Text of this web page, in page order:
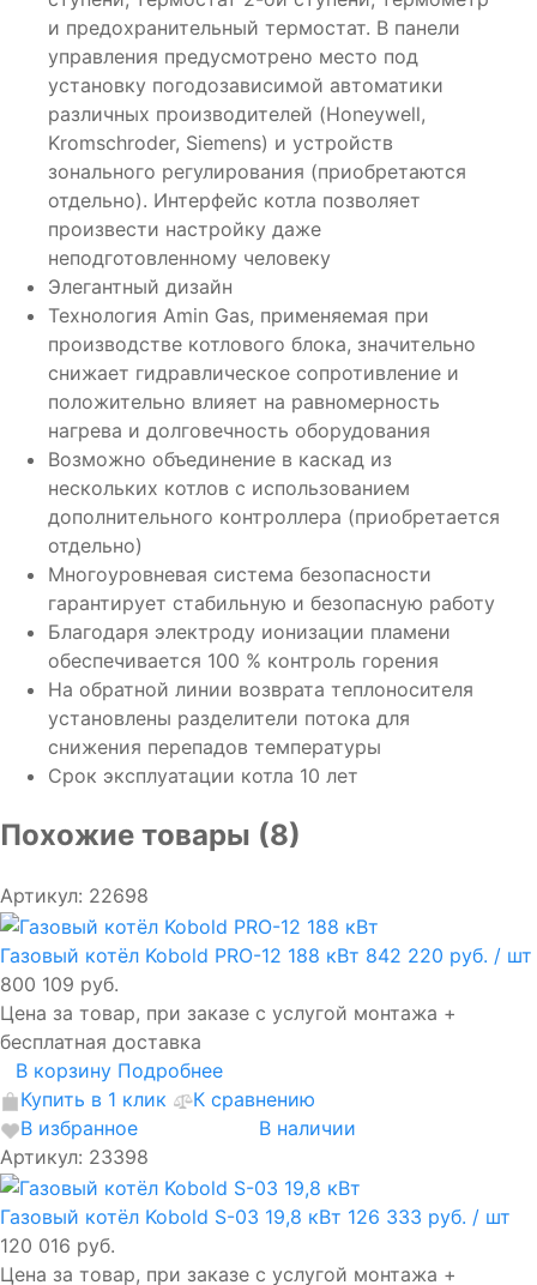
и предохранительный термостат. В панели
управления предусмотрено место под
установку погодозависимой автоматики
различных производителей (Honeywell,
Kromschroder, Siemens) и устройств
зонального регулирования (приобретаются
отдельно). Интерфейс котла позволяет
произвести настройку даже
неподготовленному человеку
Элегантный дизайн
Технология Amin Gas, применяемая при
производстве котлового блока, значительно
снижает гидравлическое сопротивление и
положительно влияет на равномерность
нагрева и долговечность оборудования
Возможно объединение в каскад из
нескольких котлов с использованием
дополнительного контроллера (приобретается
отдельно)
Многоуровневая система безопасности
гарантирует стабильную и безопасную работу
Благодаря электроду ионизации пламени
обеспечивается 100 % контроль горения
На обратной линии возврата теплоносителя
установлены разделители потока для
снижения перепадов температуры
Срок эксплуатации котла 10 лет
Похожие товары (8)
Артикул: 22698
Газовый котёл Kobold PRO-12 188 кВт 842 220 руб. / шт
800 109 руб.
Цена за товар, при заказе с услугой монтажа +
бесплатная доставка
В корзину Подробнее
Купить в 1 клик
К сравнению
В избранное
В наличии
Артикул: 23398
Газовый котёл Kobold S-03 19,8 кВт 126 333 руб. / шт
120 016 руб.
Цена за товар, при заказе с услугой монтажа +